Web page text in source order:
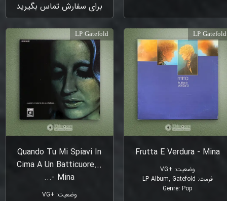
برای سفارش تماس بگیرید
Frutta E Verdura - Mina
وضعیت:
+VG
فرمت:
LP Album, Gatefold
Genre: Pop
LP Gatefold
Quando Tu Mi Spiavi In
Cima A Un Batticuore...
- Mina...
وضعیت:
+VG
LP Gatefold